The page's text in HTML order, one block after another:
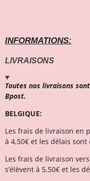
INFORMATIONS:
LIVRAISONS
Toutes nos livraisons
Bpost.
BELGIQUE:
Les frais de livraison en
à 4,50€ et les délais sont
Les frais de livraison
s’élèvent à 5,50€ et les